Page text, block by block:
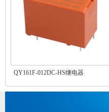
QY161F-012DC-HS继电器